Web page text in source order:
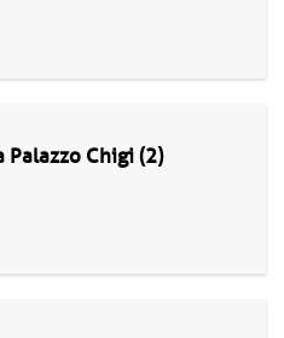
Palazzo Chigi (2)